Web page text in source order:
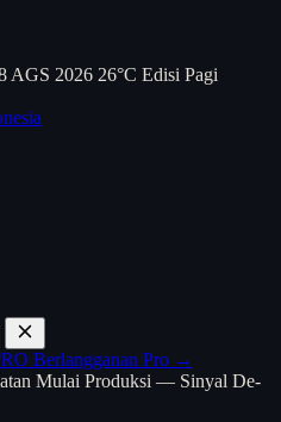
AGS 2026 26°C Edisi Pagi
Berlangganan Pro →